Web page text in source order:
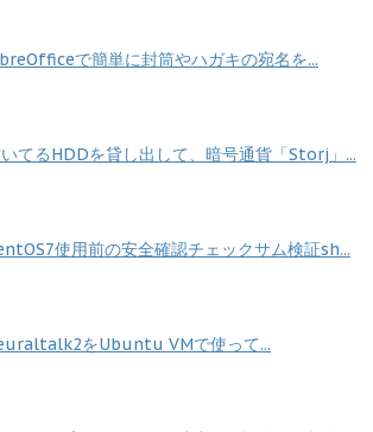
で簡単に封筒やハガキの宛名を...
てるHDDを貸し出して、暗号通貨「Storj」...
使用前の安全確認チェックサム検証sh...
をUbuntu VMで使って...